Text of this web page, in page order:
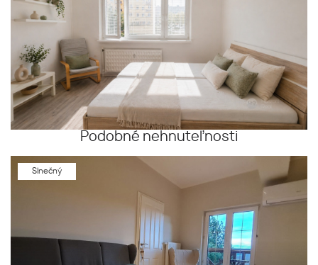
Podobné nehnuteľnosti
Slnečný